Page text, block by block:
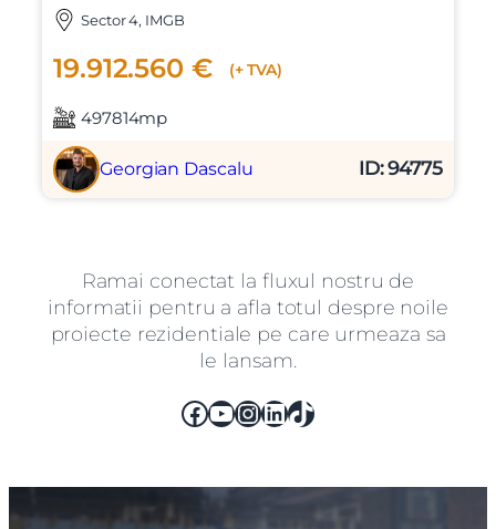
Sector 4, IMGB
19.912.560 € (+ TVA)
497814mp
Georgian Dascalu ID: 94775
Ramai conectat la fluxul nostru de
informatii pentru a afla totul despre noile
proiecte rezidentiale pe care urmeaza sa
le lansam.
Facebook
YouTube
Instagram
LinkedIn
TikTok